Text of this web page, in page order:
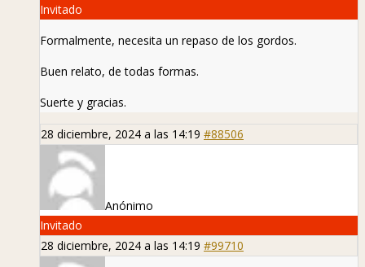
Invitado
Formalmente, necesita un repaso de los gordos.
Buen relato, de todas formas.
Suerte y gracias.
28 diciembre, 2024 a las 14:19 #88506
Anónimo
Invitado
28 diciembre, 2024 a las 14:19 #99710